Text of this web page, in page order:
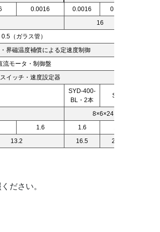
0.0016 0.0016 0.004
16
0.5（ガラス管）
界磁温度補償による定速度制御
流モータ・制御盤
イッチ・速度設定器
SYD-400-
BL・2本
SCD-400-BL・4本
8×6×24（H×W×L）
1.6 1.6
13.2 16.5 24.0
ださい。